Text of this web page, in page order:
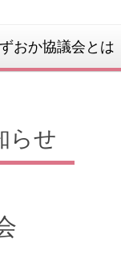
おか協議会とは
らせ